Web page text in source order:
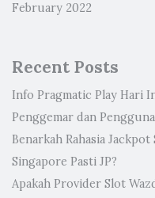
February 2022
Recent Posts
Info Pragmatic Play Hari
Penggemar dan
Benarkah Rahasia
Singapore Pasti JP?
Apakah Provider Slot